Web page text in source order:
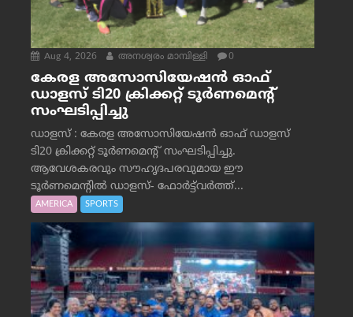
Aug 4, 2026 അനശ്വരം മാമ്പിള്ളി 0
കേരള അസോസിയേഷൻ ഓഫ്
ഡാളസ് ടി20 ക്രിക്കറ്റ് ടൂർണമെന്റ്
സംഘടിപ്പിച്ചു
ഡാളസ് : കേരള അസോസിയേഷൻ ഓഫ് ഡാളസ്
ടി20 ക്രിക്കറ്റ് ടൂർണമെന്റ് സംഘടിപ്പിച്ചു.
ആവേശകരവും സൗഹൃദപരവുമായ ഈ
ടൂർണമെന്റിൽ ഡാളസ്- ഫോർട്ട്‌വര്‍ത്ത്...
AMERICA SPORTS